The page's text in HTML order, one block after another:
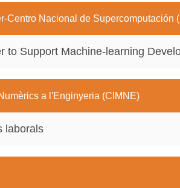
Centro Nacional de Supercomputación
to Support Machine-learning
a l'Enginyeria (CIMNE)
laborals